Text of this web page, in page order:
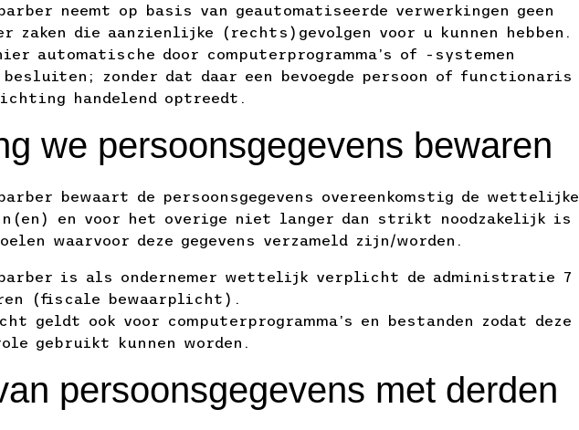
neemt op basis van geautomatiseerde verwerkingen geen
zaken die aanzienlijke (rechts)gevolgen voor u kunnen hebben.
automatische door computerprogramma’s of -systemen
besluiten; zonder dat daar een bevoegde persoon of functionaris
handelend optreedt.
we persoonsgegevens bewaren
bewaart de persoonsgegevens overeenkomstig de wettelijke
en voor het overige niet langer dan strikt noodzakelijk is
waarvoor deze gegevens verzameld zijn/worden.
is als ondernemer wettelijk verplicht de administratie 7
(fiscale bewaarplicht).
geldt ook voor computerprogramma’s en bestanden zodat deze
gebruikt kunnen worden.
persoonsgegevens met derden